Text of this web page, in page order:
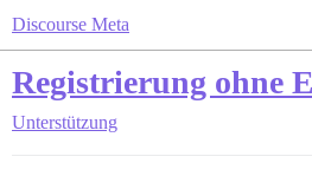
Discourse Meta
Registrierung ohne
Unterstützung